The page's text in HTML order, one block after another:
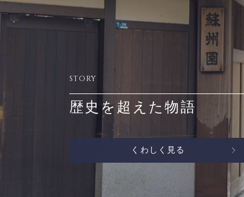
STORY
歴史を超えた物語
くわしく見る